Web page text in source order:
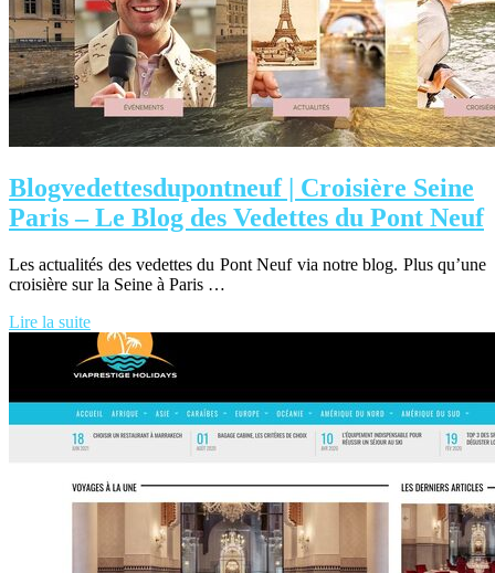
Blogvedettesdupontneuf | Croisière Seine
Paris – Le Blog des Vedettes du Pont Neuf
Les actualités des vedettes du Pont Neuf via notre blog. Plus qu’une
croisière sur la Seine à Paris …
Lire la suite